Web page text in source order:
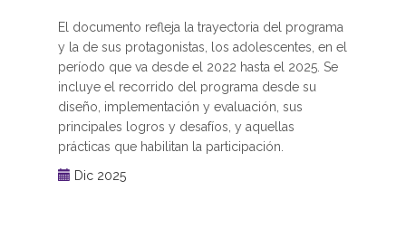
El documento refleja la trayectoria del programa
y la de sus protagonistas, los adolescentes, en el
período que va desde el 2022 hasta el 2025. Se
incluye el recorrido del programa desde su
diseño, implementación y evaluación, sus
principales logros y desafíos, y aquellas
prácticas que habilitan la participación.
Dic 2025